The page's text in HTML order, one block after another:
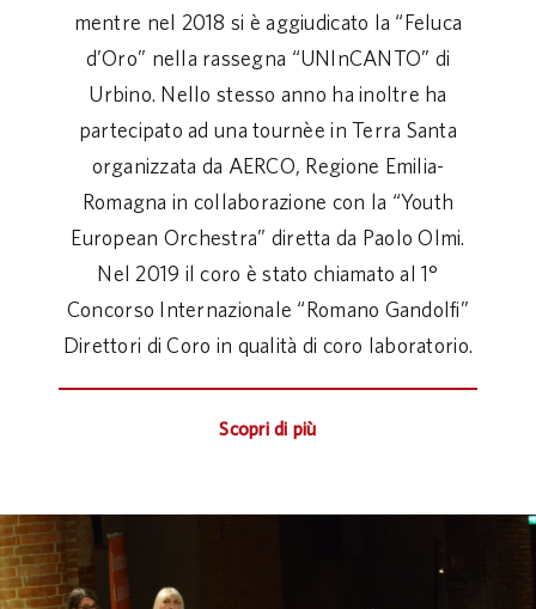
mentre nel 2018 si è aggiudicato la “Feluca
d’Oro” nella rassegna “UNInCANTO” di
Urbino. Nello stesso anno ha inoltre ha
partecipato ad una tournèe in Terra Santa
organizzata da AERCO, Regione Emilia-
Romagna in collaborazione con la “Youth
European Orchestra” diretta da Paolo Olmi.
Nel 2019 il coro è stato chiamato al 1°
Concorso Internazionale “Romano Gandolfi”
Direttori di Coro in qualità di coro laboratorio.
Scopri di più